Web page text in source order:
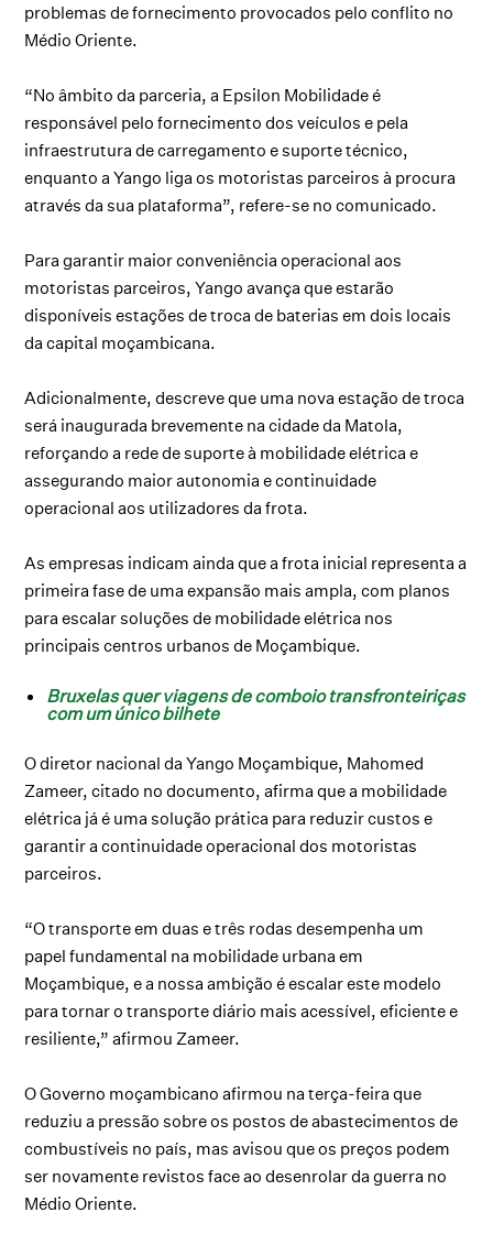
problemas de fornecimento provocados pelo conflito no
Médio Oriente.
“No âmbito da parceria, a Epsilon Mobilidade é
responsável pelo fornecimento dos veículos e pela
infraestrutura de carregamento e suporte técnico,
enquanto a Yango liga os motoristas parceiros à procura
através da sua plataforma”, refere-se no comunicado.
Para garantir maior conveniência operacional aos
motoristas parceiros, Yango avança que estarão
disponíveis estações de troca de baterias em dois locais
da capital moçambicana.
Adicionalmente, descreve que uma nova estação de troca
será inaugurada brevemente na cidade da Matola,
reforçando a rede de suporte à mobilidade elétrica e
assegurando maior autonomia e continuidade
operacional aos utilizadores da frota.
As empresas indicam ainda que a frota inicial representa a
primeira fase de uma expansão mais ampla, com planos
para escalar soluções de mobilidade elétrica nos
principais centros urbanos de Moçambique.
Bruxelas quer viagens de comboio transfronteiriças
com um único bilhete
O diretor nacional da Yango Moçambique, Mahomed
Zameer, citado no documento, afirma que a mobilidade
elétrica já é uma solução prática para reduzir custos e
garantir a continuidade operacional dos motoristas
parceiros.
“O transporte em duas e três rodas desempenha um
papel fundamental na mobilidade urbana em
Moçambique, e a nossa ambição é escalar este modelo
para tornar o transporte diário mais acessível, eficiente e
resiliente,” afirmou Zameer.
O Governo moçambicano afirmou na terça-feira que
reduziu a pressão sobre os postos de abastecimentos de
combustíveis no país, mas avisou que os preços podem
ser novamente revistos face ao desenrolar da guerra no
Médio Oriente.